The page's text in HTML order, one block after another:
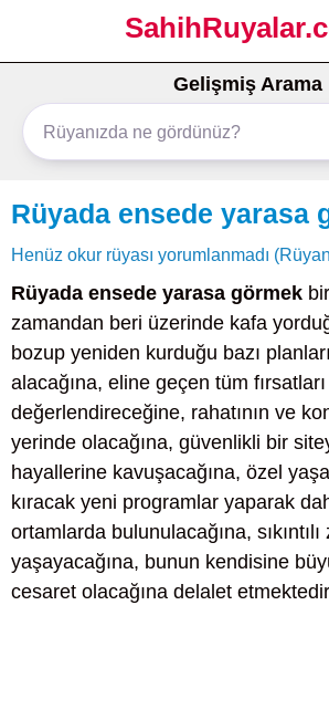
Gelişmiş Arama
Rüyada ensede yarasa
Henüz okur rüyası yorumlanmadı
Rüyada ensede yarasa görmek
zamandan beri üzerinde kafa
bozup yeniden kurduğu bazı
alacağına, eline geçen tüm
değerlendireceğine, rahatının ve
yerinde olacağına, güvenlikli bir
hayallerine kavuşacağına, özel
kıracak yeni programlar yaparak
ortamlarda bulunulacağına,
yaşayacağına, bunun kendisine
cesaret olacağına delalet